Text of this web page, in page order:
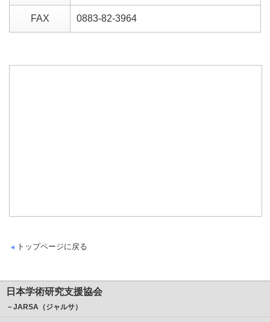
FAX 0883-82-3964
トップページに戻る
日本学術研究支援協会
－JARSA（ジャルサ）